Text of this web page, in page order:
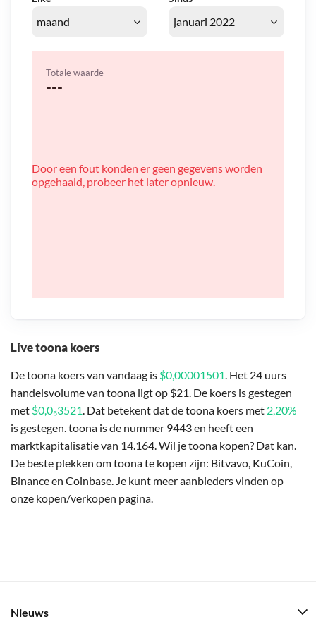
Live toona koers
De toona koers van vandaag is $0,00001501. Het 24 uurs
handelsvolume van toona ligt op $21. De koers is gestegen
met $0,0₆3521. Dat betekent dat de toona koers met 2,20%
is gestegen. toona is de nummer 9443 en heeft een
marktkapitalisatie van 14.164. Wil je toona kopen? Dat kan.
De beste plekken om toona te kopen zijn: Bitvavo, KuCoin,
Binance en Coinbase. Je kunt meer aanbieders vinden op
onze kopen/verkopen pagina.
Totale waarde
---
Door een fout konden er geen gegevens worden
opgehaald, probeer het later opnieuw.
Nieuws